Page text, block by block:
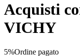
Acquisti
VICHY
5%Ordine pagato